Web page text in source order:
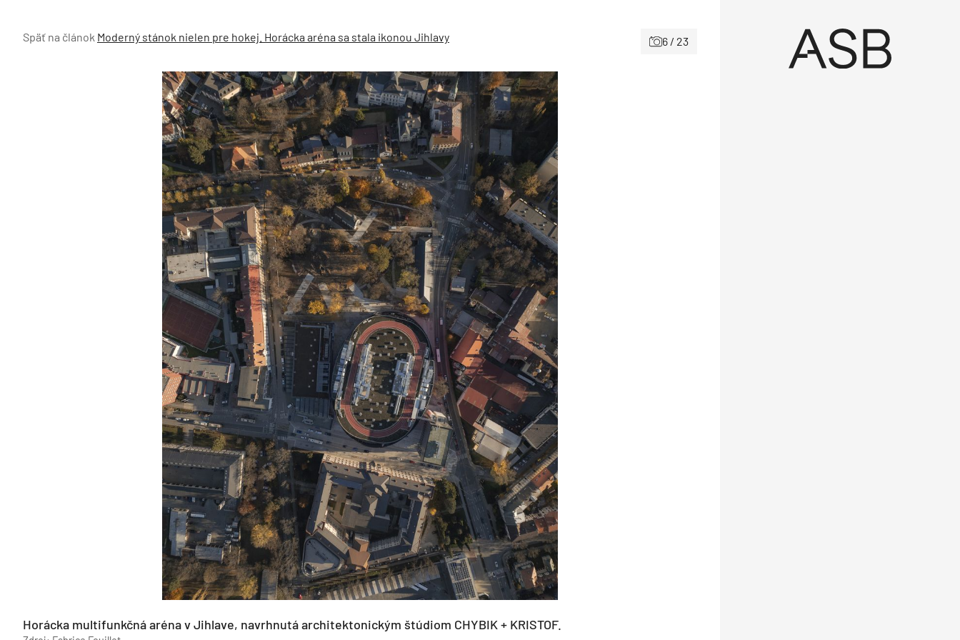
Späť na článok Moderný stánok nielen pre hokej. Horácka aréna sa stala ikonou Jihlavy 6 / 23
Horácka multifunkčná aréna v Jihlave, navrhnutá architektonickým štúdiom CHYBIK + KRISTOF.